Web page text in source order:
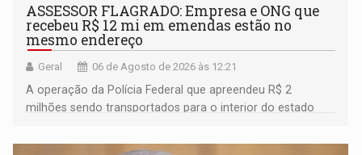
ASSESSOR FLAGRADO: Empresa e ONG que
recebeu R$ 12 mi em emendas estão no
mesmo endereço
Geral 06 de Agosto de 2026 às 12:21
A operação da Polícia Federal que apreendeu R$ 2
milhões sendo transportados para o interior do estado
ligação do suspeito com um deputado federal do União